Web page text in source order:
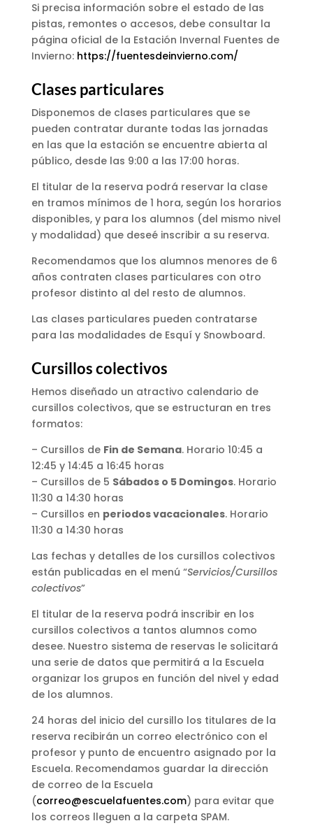
Si precisa información sobre el estado de las
pistas, remontes o accesos, debe consultar la
página oficial de la Estación Invernal Fuentes de
Invierno: https://fuentesdeinvierno.com/
Clases particulares
Disponemos de clases particulares que se
pueden contratar durante todas las jornadas
en las que la estación se encuentre abierta al
público, desde las 9:00 a las 17:00 horas.
El titular de la reserva podrá reservar la clase
en tramos mínimos de 1 hora, según los horarios
disponibles, y para los alumnos (del mismo nivel
y modalidad) que deseé inscribir a su reserva.
Recomendamos que los alumnos menores de 6
años contraten clases particulares con otro
profesor distinto al del resto de alumnos.
Las clases particulares pueden contratarse
para las modalidades de Esquí y Snowboard.
Cursillos colectivos
Hemos diseñado un atractivo calendario de
cursillos colectivos, que se estructuran en tres
formatos:
– Cursillos de Fin de Semana. Horario 10:45 a
12:45 y 14:45 a 16:45 horas
– Cursillos de 5 Sábados o 5 Domingos. Horario
11:30 a 14:30 horas
– Cursillos en periodos vacacionales. Horario
11:30 a 14:30 horas
Las fechas y detalles de los cursillos colectivos
están publicadas en el menú “Servicios/Cursillos
colectivos”
El titular de la reserva podrá inscribir en los
cursillos colectivos a tantos alumnos como
desee. Nuestro sistema de reservas le solicitará
una serie de datos que permitirá a la Escuela
organizar los grupos en función del nivel y edad
de los alumnos.
24 horas del inicio del cursillo los titulares de la
reserva recibirán un correo electrónico con el
profesor y punto de encuentro asignado por la
Escuela. Recomendamos guardar la dirección
de correo de la Escuela
(correo@escuelafuentes.com) para evitar que
los correos lleguen a la carpeta SPAM.